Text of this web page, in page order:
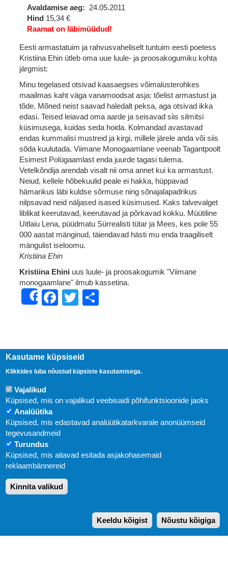
Avaldamise aeg
24.05.2011
Hind 15,34 €
Raamat on läbimüüdud!
Eesti armastatuim ja rahvusvaheliselt tuntuim eesti poetess
Kristiina Ehin ütleb oma uue luule- ja proosakogumiku kohta
järgmist:
Minu tegelased otsivad kaasaegses võimalusterohkes
maailmas kaht väga vanamoodsat asja: tõelist armastust ja
tõde. Mõned neist saavad haledalt peksa, aga otsivad ikka
edasi. Teised leiavad oma aarde ja seisavad siis silmitsi
küsimusega, kuidas seda hoida. Kolmandad avastavad
endas kummalisi mustreid ja kirgi, millele järele anda või siis
sõda kuulutada. Viimane Monogaamlane veenab Tagantpoolt
Esimest Polügaamlast enda juurde tagasi tulema.
Vetelkõndija arendab visalt nii oma annet kui ka armastust.
Neiud, kellele hõbekuulid peale ei hakka, hüppavad
hämarikus läbi kuldse sõrmuse ning sõnajalapadrikus
nilpsavad neid näljased isased küsimused. Kaks talvevalget
liblikat keerutavad, keerutavad ja põrkavad kokku. Müütiline
Uitlaiu Lena, püüdmatu Sürrealisti tütar ja Mees, kes pole 55
000 aastat mänginud, täiendavad hästi mu enda traagiliselt
mängulist iseloomu.
Kristiina Ehin
Kristiina Ehini uus luule- ja proosakogumik "Viimane
monogaamlane" ilmub kassetina.
ShareFacebook
Twitter
Uudised
KIRJASTUS PEGASUS OÜ © 2020
Paldiski mnt. 29 (A korpus VI korrus), Tallinn
E-post:pegasus[at]pegasus.ee
Kasutame küpsiseid
Klikkides luba nõustud küpsiste kasutamisega.
Vajalikud
Küpsised, mis on vajalikud veebisaidi põhifunktsioonide jaoks
Analüütika
Küpsised, mis edastavad analüütikatarkvarale anonüümseid
tegevusandmeid
Turundus
Küpsised, mis aitavad esitada asjakohasemaid
reklaambännereid
Kinnita valikud
Keeldu kõigist Nõustu kõigiga